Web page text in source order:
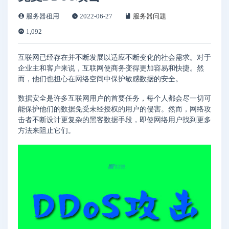
服务器租用 2022-06-27
服务器问题
1,092
互联网已经存在并不断发展以适应不断变化的社会需求。对于
企业主和客户来说，互联网使商务变得更加容易和快捷。然
而，他们也担心在网络空间中保护敏感数据的安全。
数据安全是许多互联网用户的首要任务，每个人都会尽一切可
能保护他们的数据免受未经授权的用户的侵害。然而，网络攻
击者不断设计更复杂的黑客数据手段，即使网络用户找到更多
方法来阻止它们。